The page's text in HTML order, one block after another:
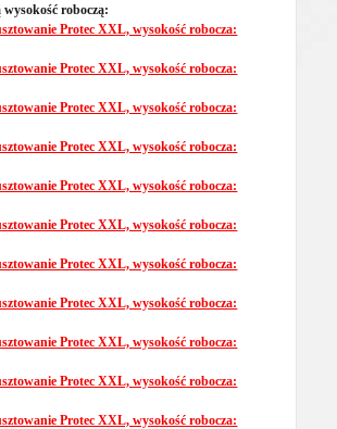
roboczą:
Protec XXL, wysokość robocza:
Protec XXL, wysokość robocza:
Protec XXL, wysokość robocza:
Protec XXL, wysokość robocza:
Protec XXL, wysokość robocza:
Protec XXL, wysokość robocza:
Protec XXL, wysokość robocza:
Protec XXL, wysokość robocza:
Protec XXL, wysokość robocza:
Protec XXL, wysokość robocza:
Protec XXL, wysokość robocza: